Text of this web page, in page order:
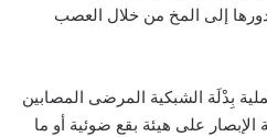
إلى المخ من خلال العصب
بِدْلَة الشبكية المرضى المصابين
على هيئة بقع ضوئية أو ما